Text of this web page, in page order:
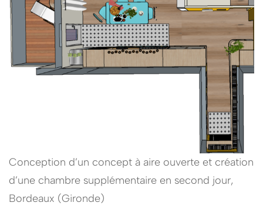
Conception d’un concept à aire ouverte et création
d’une chambre supplémentaire en second jour,
Bordeaux (Gironde)